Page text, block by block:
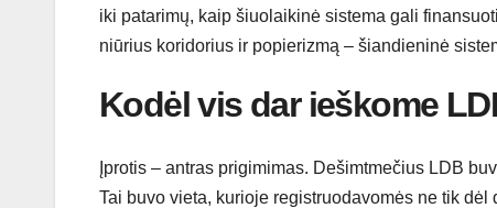
iki patarimų, kaip šiuolaikinė sistema gali
niūrius koridorius ir popierizmą – šiandieninė
Kodėl vis dar ieškome
Įprotis – antras prigimimas. Dešimtmečius LDB
Tai buvo vieta, kurioje registruodavomės ne tik